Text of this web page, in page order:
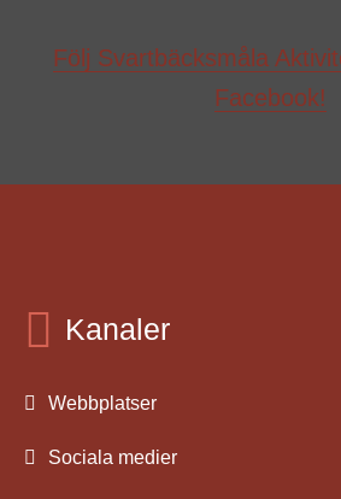
Följ Svartbäcksmåla
Facebook!
Kanaler
Webbplatser
Sociala medier